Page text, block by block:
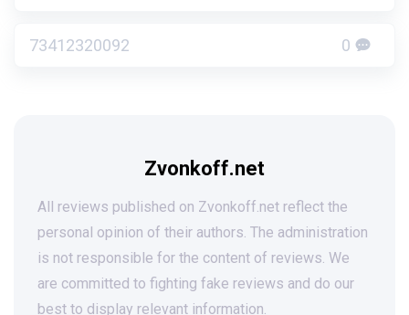
73412320092 0
Zvonkoff.net
All reviews published on Zvonkoff.net reflect the
personal opinion of their authors. The administration
is not responsible for the content of reviews. We
are committed to fighting fake reviews and do our
best to display relevant information.